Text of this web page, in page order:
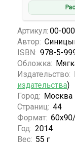
Артикул: 00-
Автор:
ISBN: 978-5-
Обложка:
Издательство:
издательства)
Город: Москва
Страниц: 44
Формат:
Год: 2014
Вес: 55 г